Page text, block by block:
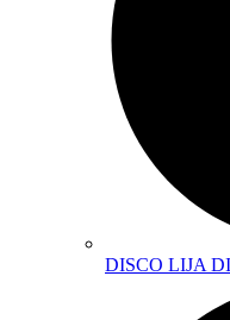
DISCO LIJA